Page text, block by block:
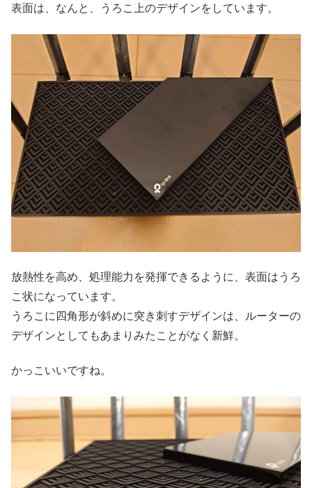
表面は、なんと、うろこ上のデザインをしています。
放熱性を高め、処理能力を発揮できるように、表面はうろ
こ状になっています。
うろこに四角形が斜めに突き刺すデザインは、ルーターの
デザインとしてもあまりみたことがなく新鮮。
かっこいいですね。